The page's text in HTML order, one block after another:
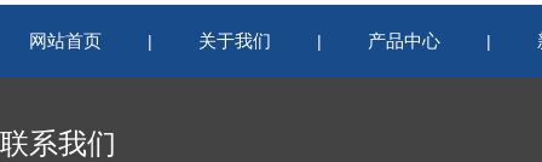
网站首页 | 关于我们 | 产品中心 |
联系我们